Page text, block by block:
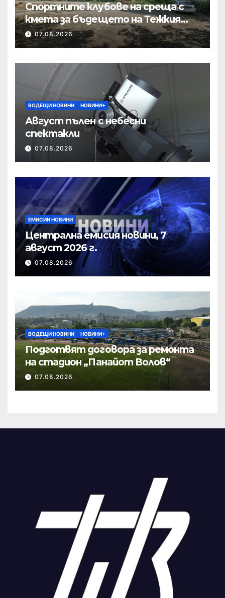
Спортните клубове на среща с
кмета за бъдещето на Тежкия
полк
07.08.2026
ВОДЕЩИ НОВИНИ НОВИНИ+
Август пълен с небесни
спектакли
07.08.2026
ЕМИСИИ НОВИНИ
Централна емисия новини, 7
август 2026 г.
07.08.2026
ВОДЕЩИ НОВИНИ НОВИНИ+
Подготвят договора за ремонта
на стадион „Панайот Волов“
07.08.2026